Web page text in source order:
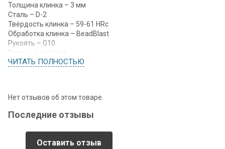
Толщина клинка – 3 мм
Сталь – D-2
Твёрдость клинка – 59-61 HRc
Обработка клинка – BeadBlast
Рукоять – G10
Замок – Liner Lock
Вес – 157 г
ЧИТАТЬ ПОЛНОСТЬЮ
Нет отзывов об этом товаре.
Последние отзывы
Оставить отзыв